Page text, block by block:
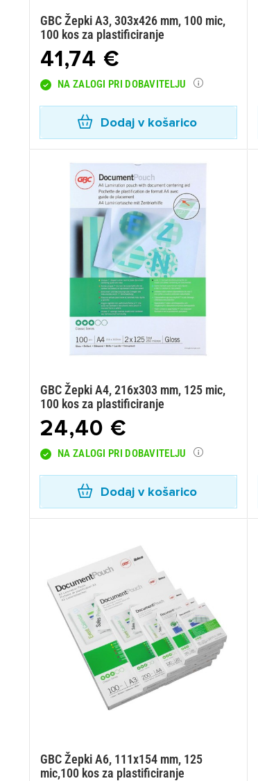
GBC Žepki A3, 303x426 mm, 100 mic,
100 kos za plastificiranje
41,74 €
NA ZALOGI PRI DOBAVITELJU
Dodaj v košarico
GBC Žepki A4, 216x303 mm, 125 mic,
100 kos za plastificiranje
24,40 €
NA ZALOGI PRI DOBAVITELJU
Dodaj v košarico
GBC Žepki A6, 111x154 mm, 125
mic,100 kos za plastificiranje